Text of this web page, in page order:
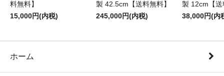
料無料】
15,000円(内税)
製 42.5cm【送料無料】
245,000円(内税)
製 12cm【
38,000円(内
ホーム